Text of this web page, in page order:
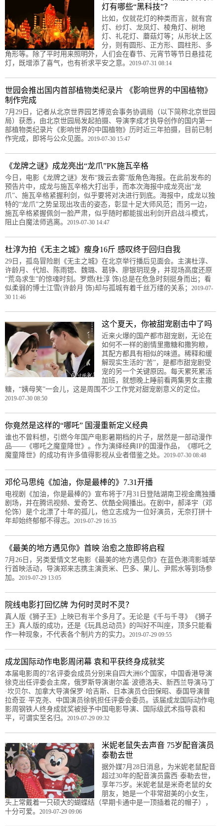
灯有哪些“黑科技”？
比如，仅就花灯的种类而言，就有宫
灯、纱灯、龙凤灯、棱角灯、树地
灯、礼花灯、蘑菇灯等；从形状上区
分，则有圆形、正方形、圆柱形、多
角形等。除了平时用来照明外，人们会在春节、元宵节等节日悬挂花
灯，既增添了喜气，也有祈求平安之意。 2019-07-31 08:14
世园会推出国内首部植物类纪录片 《影响世界的中国植物》
制作完成
7月29日，记者从北京世界园艺博览会事务协调局（以下简称北京世园
局）获悉，由北京世园局发起拍摄、导演李成才执导创作的国内第一
部植物类纪录片《影响世界的中国植物》历时近三年拍摄，目前已制
作完成，即将与公众见面。 2019-07-30 15:47
《龙牌之谜》成龙亮出“龙爪”PK施瓦辛格
今日，电影《龙牌之谜》发布“拨云去雾”版角色海报。在此前发布的
预告片中，成龙与施瓦辛格大打出手，而本次海报中成龙亮出“龙
爪”、施瓦辛格紧握利剑，似乎要将对决进行到底。海报中，成龙以独
特的“龙爪”之势呈现出攻击的姿态，彰显十足大师风范；而另一边，
施瓦辛格紧握佩剑一脸严肃，似乎随时都能拔出利剑开启战斗模式，
阻止白魔法师逃离。 2019-07-30 14:47
杜淳为拍《无主之城》瘦身16斤 感叹终于回归自我
29日，孤岛冒险剧《无主之城》在北京举行播后见面会。主演杜淳、
许龄月、代旭、陈雨锶、魏璐、葛铮、廖银玥现身，并现场高度还原
“荒岛求生”的惊魂时刻。罗燃(杜淳 饰)总是在危急时刻挺身而出；看
似柔弱的博士江雪(许龄月 饰)却与孤城有着千丝万缕的关系； 2019-07-
30 11:46
这个夏天，你被甜宠剧击中了吗
近来火爆的国产都市甜宠剧，无论在
如何不一样的剧情里撒糖和撒狗粮，
其配方都具有相似的味道。稀释和缓
解现实生活的“苦”，是都市甜宠剧受
宠的另一个关键原因。每天累死累活
加班，就想晚上睡前看两集男女主撒
糖，“姨母笑”一会儿，这是周围不少工作党对甜宠剧意义的定位。
2019-07-30 08:50
你竟然是这样的“哪吒” 国漫重新定义经典
谁也不曾料想，引燃今年国产电影暑期档的片子，居然是一部动漫作
品——《哪吒之魔童降世》。作为演绎经典IP的国漫作品，《哪吒之
魔童降世》的成功有许多值得影视从业者借鉴之处。 2019-07-30 08:48
邓伦马思纯《加油，你是最棒的》7.31开播
电视剧《加油，你是最棒的》宣布将于7月31日登陆湖南卫视金鹰独播
剧场，并在腾讯视频、爱奇艺、优酷全网播出。在剧中，郝泽宇（邓
伦饰）是个北漂了十年的孤儿，他立志成为一位好演员，无奈打拼十
年却始终郁郁不得志。 2019-07-29 16:35
《最美的地方遇见你》首映 治愈之旅即将启程
7月26日，另类爱情文艺电影《最美的地方遇见你》在蓝色港湾影城举
行首映活动，导演郑来志携主演贡米、巴多、果儿、尹熙水等到场参
加。 2019-07-29 13:05
院线电影打回忆牌 为何时灵时不灵？
真人版《狮子王》上映已有半个多月了。无论是《千与千寻》《狮子
王》真人版的成功，还是《玩具总动员》的叫好不叫座，顶多只能看
作一种现象，不代表各个制片方的实力。 2019-07-29 09:55
成龙国际动作电影周闭幕 袁和平获终身成就奖
本届电影周的7名评委会成员分别来自四大洲6个国家，中国香港导演
徐克出任评委会主席，俄罗斯导演谢尔盖·波德洛夫、新西兰导演马丁
·坎贝尔、加拿大导演保罗·哈吉斯、日本演员仓田保昭、泰国导演普
拉奇亚·平克尧、中国演员徐帆担任评委会委员。该届成龙国际动作电
影周钢铁人终身成就奖被授予中国电影导演、国际级武术指导袁和
平，可谓实至名归。 2019-07-29 09:32
米妮老鼠失去声音 75岁配音演员
泰勒去世
据外媒7月28日消息，为米妮老鼠配音
超过30年的配音演员露西·泰勒去世，
享年75岁。米妮老鼠是米奇老鼠的女
朋友，她是一个非常甜美的小女生，
头上常戴着一只硕大的蝴蝶结（早期卡通中是一顶插着花的帽子），
十分可爱。 2019-07-29 09:06